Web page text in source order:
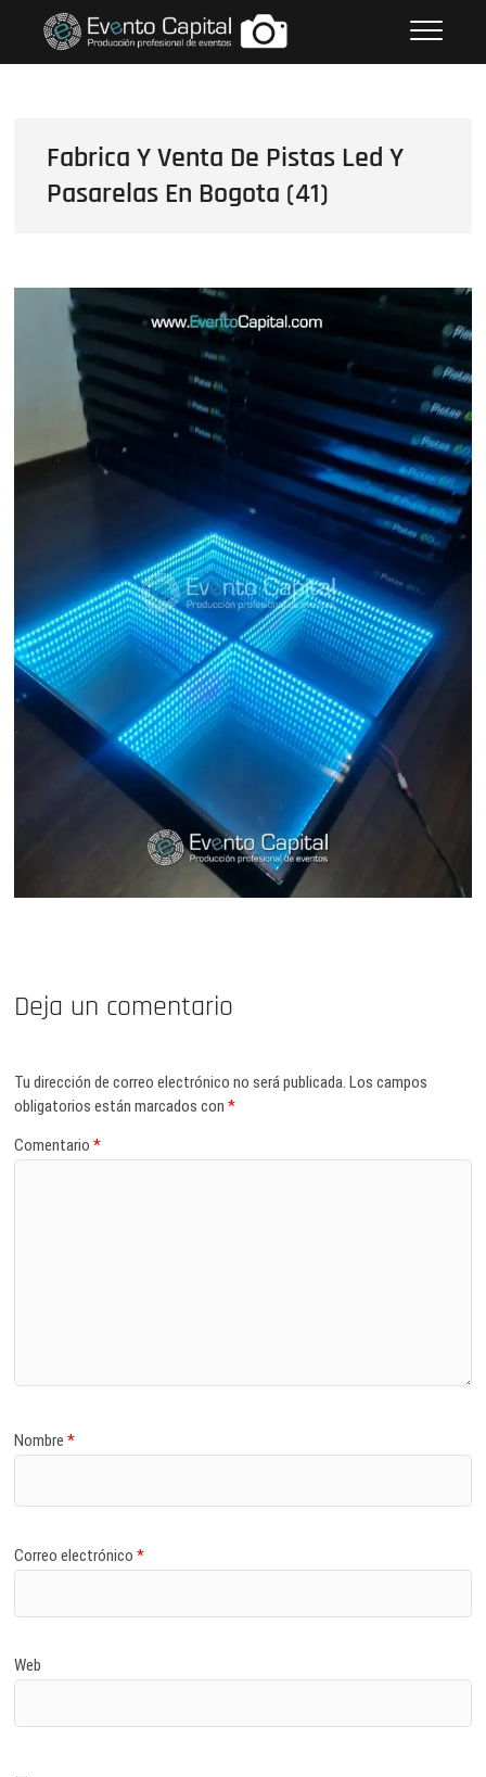
contenido
FOTOS GRUPO EMPRESARIAL
Fabrica Y Venta De Pistas Led Y
Pasarelas En Bogota (41)
Deja un comentario
Tu dirección de correo electrónico no será publicada. Los campos
obligatorios están marcados con*
Comentario*
Nombre*
Correo electrónico*
Web